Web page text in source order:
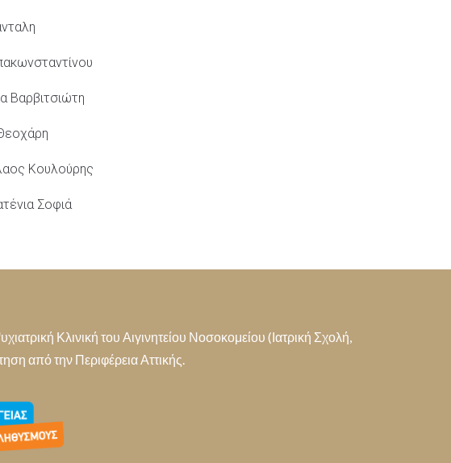
Βαρβιτσιώτη
Κουλούρης
Σοφιά
Κλινική του Αιγινητείου Νοσοκομείου (Ιατρική Σχολή,
από την Περιφέρεια Αττικής.